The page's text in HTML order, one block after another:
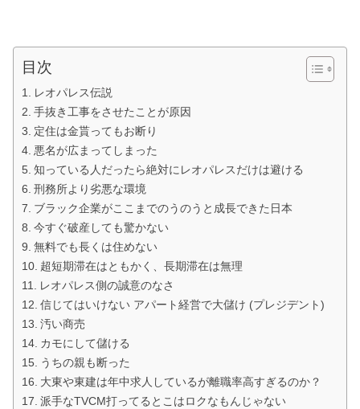
目次
レオパレス伝説
手抜き工事をさせたことが原因
定住は金貰ってもお断り
悪名が広まってしまった
知っている人だったら絶対にレオパレスだけは避ける
刑務所より劣悪な環境
ブラック企業がここまでのうのうと成長できた日本
今すぐ破産しても驚かない
無料でも長くは住めない
超短期滞在はともかく、長期滞在は無理
レオパレス側の誠意のなさ
信じてはいけない アパート経営で大儲け (プレジデント)
汚い商売
カモにして儲ける
うちの親も断った
大東や東建は年中求人しているが離職率高すぎるのか？
派手なTVCM打ってるとこはロクなもんじゃない